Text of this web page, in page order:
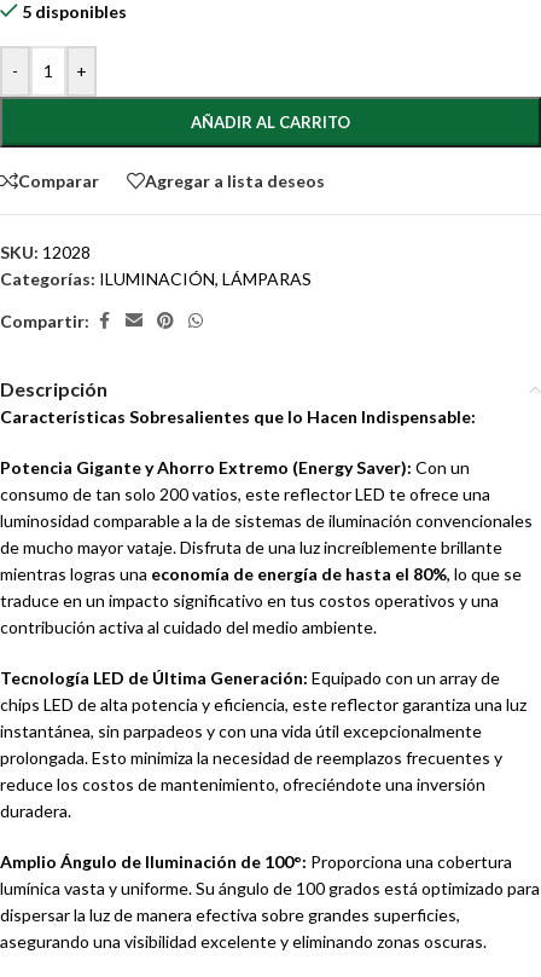
5 disponibles
- +
AÑADIR AL CARRITO
Comparar Agregar a lista deseos
SKU: 12028
Categorías: ILUMINACIÓN, LÁMPARAS
Compartir:
Descripción
Características Sobresalientes que lo Hacen Indispensable:
Potencia Gigante y Ahorro Extremo (Energy Saver): Con un
consumo de tan solo 200 vatios, este reflector LED te ofrece una
luminosidad comparable a la de sistemas de iluminación convencionales
de mucho mayor vataje. Disfruta de una luz increíblemente brillante
mientras logras una economía de energía de hasta el 80%, lo que se
traduce en un impacto significativo en tus costos operativos y una
contribución activa al cuidado del medio ambiente.
Tecnología LED de Última Generación: Equipado con un array de
chips LED de alta potencia y eficiencia, este reflector garantiza una luz
instantánea, sin parpadeos y con una vida útil excepcionalmente
prolongada. Esto minimiza la necesidad de reemplazos frecuentes y
reduce los costos de mantenimiento, ofreciéndote una inversión
duradera.
Amplio Ángulo de Iluminación de 100°: Proporciona una cobertura
lumínica vasta y uniforme. Su ángulo de 100 grados está optimizado para
dispersar la luz de manera efectiva sobre grandes superficies,
asegurando una visibilidad excelente y eliminando zonas oscuras.